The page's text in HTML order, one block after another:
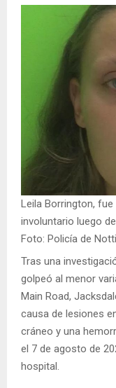
Leila Borrington,
involuntario luego
Foto: Policía de
Tras una
golpeó al menor
Main Road,
causa de lesiones
cráneo y una
el 7 de agosto de
hospital.